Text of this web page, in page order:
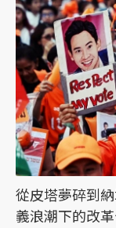
從皮塔夢碎到
義浪潮下的改